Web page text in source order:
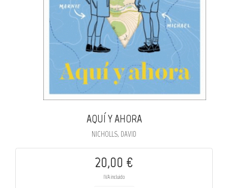
AQUÍ Y AHORA
NICHOLLS, DAVID
20,00 €
IVA incluido